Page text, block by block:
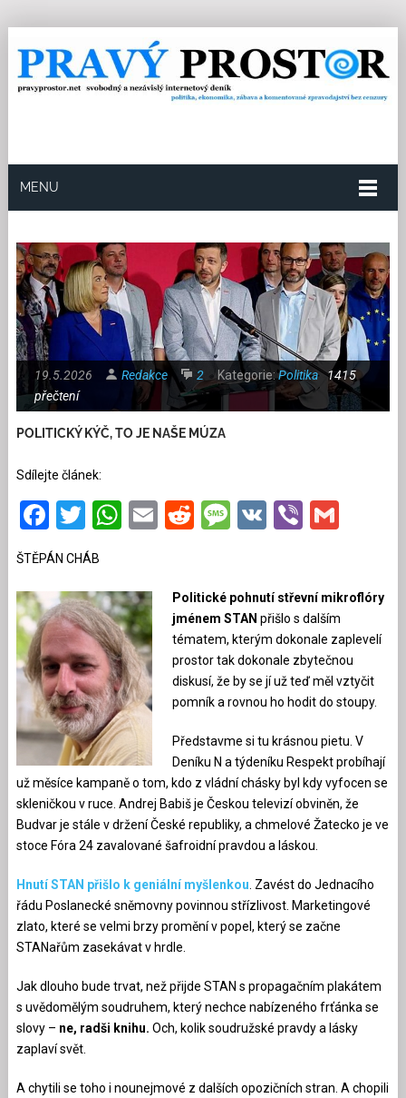
MENU
19.5.2026 Redakce 2 Kategorie:Politika
1415
přečtení
POLITICKÝ KÝČ, TO JE NAŠE MÚZA
Sdílejte článek:
Facebook
Twitter
WhatsApp
EmailRedditMessage
VKViber
ŠTĚPÁN CHÁB
Politické pohnutí střevní mikroflóry
jménem STAN přišlo s dalším
tématem, kterým dokonale zaplevelí
prostor tak dokonale zbytečnou
diskusí, že by se jí už teď měl vztyčit
pomník a rovnou ho hodit do stoupy.
Představme si tu krásnou pietu. V
Deníku N a týdeníku Respekt probíhají
už měsíce kampaně o tom, kdo z vládní chásky byl kdy vyfocen se
skleničkou v ruce. Andrej Babiš je Českou televizí obviněn, že
Budvar je stále v držení České republiky, a chmelové Žatecko je ve
stoce Fóra 24 zavalované šafroidní pravdou a láskou.
Hnutí STAN přišlo k geniální myšlenkou . Zavést do Jednacího
řádu Poslanecké sněmovny povinnou střízlivost. Marketingové
zlato, které se velmi brzy promění v popel, který se začne
STANařům zasekávat v hrdle.
Jak dlouho bude trvat, než přijde STAN s propagačním plakátem
s uvědomělým soudruhem, který nechce nabízeného frťánka se
slovy – ne, radši knihu. Och, kolik soudružské pravdy a lásky
zaplaví svět.
A chytili se toho i nounejmové z dalších opozičních stran. A chopili